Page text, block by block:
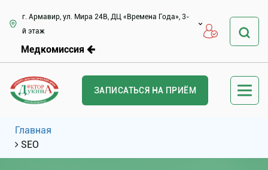
г. Армавир, ул. Мира 24В, ДЦ «Времена Года», 3-
й этаж
Медкомиссия
ЗАПИСАТЬСЯ НА ПРИЁМ
Главная
SEO